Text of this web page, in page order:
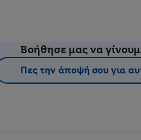
Βοήθησε μας να
Πες την άποψή σου για